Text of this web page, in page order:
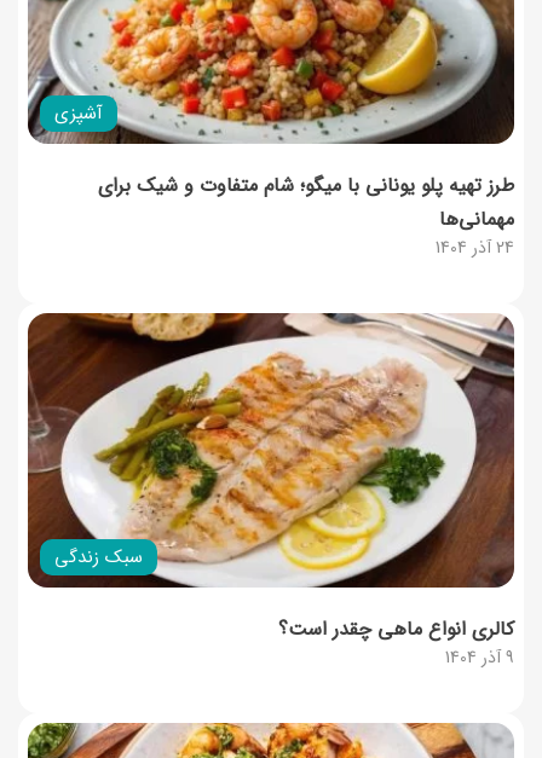
آشپزی
24 آذر 1404
طرز تهیه پلو یونانی با میگو؛ شام متفاوت و شیک برای
مهمانی‌ها
سبک زندگی
9 آذر 1404
کالری انواع ماهی چقدر است؟